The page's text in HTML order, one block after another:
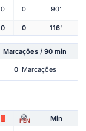
0 0 90'
0 0 116'
Marcações / 90 min
0 Marcações
PEN Min